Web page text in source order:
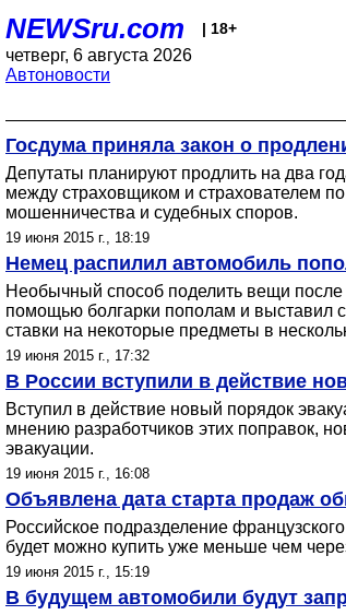
NEWSru.com | 18+
четверг, 6 августа 2026
Автоновости
Госдума приняла закон о
Депутаты планируют продлить на два
между страховщиком и страхователем
мошенничества и судебных споров.
19 июня 2015 г., 18:19
Немец распилил автомобиль
Необычный способ поделить вещи
помощью болгарки пополам и выставил
ставки на некоторые предметы в
19 июня 2015 г., 17:32
В России вступили в действие
Вступил в действие новый порядок
мнению разработчиков этих поправок,
эвакуации.
19 июня 2015 г., 16:08
Объявлена дата старта продаж
Российское подразделение
будет можно купить уже меньше чем
19 июня 2015 г., 15:19
В будущем автомобили будут